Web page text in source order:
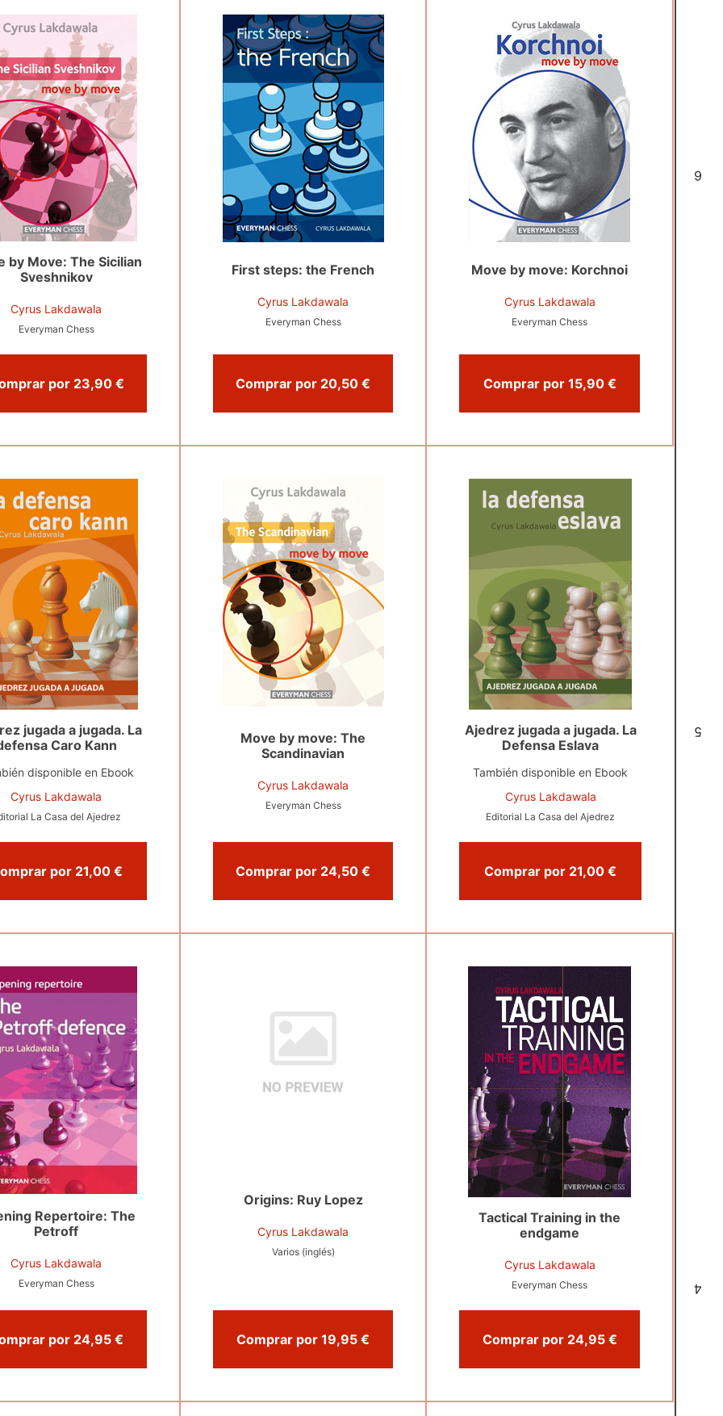
6
5
4
by Move: The Sicilian
Sveshnikov
Cyrus Lakdawala
Everyman Chess
Comprar por 23,90 €
First steps: the French
Cyrus Lakdawala
Everyman Chess
Comprar por 20,50 €
Move by move: Korchnoi
Cyrus Lakdawala
Everyman Chess
Comprar por 15,90 €
jugada a jugada. La
Caro Kann
disponible en Ebook
Cyrus Lakdawala
La Casa del Ajedrez
Comprar por 21,00 €
Move by move: The
Scandinavian
Cyrus Lakdawala
Everyman Chess
Comprar por 24,50 €
Ajedrez jugada a jugada. La
Defensa Eslava
También disponible en Ebook
Cyrus Lakdawala
Editorial La Casa del Ajedrez
Comprar por 21,00 €
Repertoire: The
Petroff
Cyrus Lakdawala
Everyman Chess
Comprar por 24,95 €
Origins: Ruy Lopez
Cyrus Lakdawala
Varios (inglés)
Comprar por 19,95 €
Tactical Training in the
endgame
Cyrus Lakdawala
Everyman Chess
Comprar por 24,95 €